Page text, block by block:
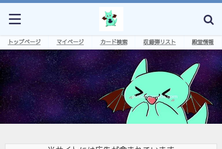
トップページ マイページ カード検索 収録弾リスト 殿堂情報